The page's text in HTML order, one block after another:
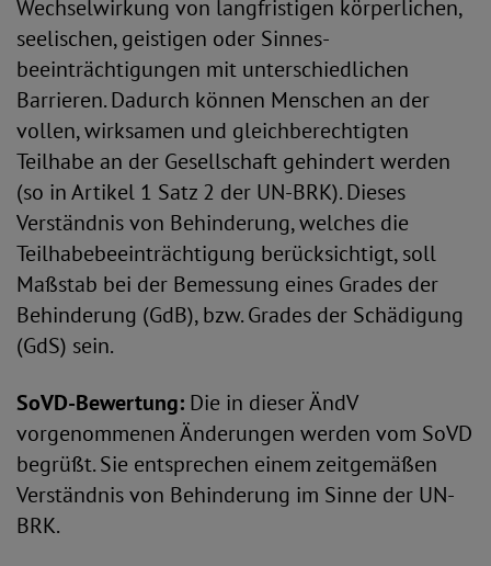
Wechselwirkung von langfristigen körperlichen,
seelischen, geistigen oder Sinnes­
beeinträchtigungen mit unterschiedlichen
Barrieren. Dadurch können Menschen an der
vollen, wirksamen und gleichberechtigten
Teilhabe an der Gesellschaft gehindert werden
(so in Artikel 1 Satz 2 der UN-BRK). Dieses
Verständnis von Behinderung, welches die
Teilhabebeeinträchtigung berücksichtigt, soll
Maßstab bei der Bemessung eines Grades der
Behinderung (GdB), bzw. Grades der Schädigung
(GdS) sein.
SoVD-Bewertung: Die in dieser ÄndV
vorgenommenen Änderungen werden vom SoVD
begrüßt. Sie entsprechen einem zeitgemäßen
Verständnis von Behinderung im Sinne der UN-
BRK.